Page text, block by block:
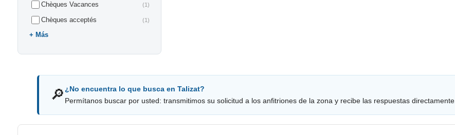
Chèques Vacances (1)
Chèques acceptés (1)
Más
🔎 ¿No encuentra lo que busca en Talizat?
Permítanos buscar por usted: transmitimos su solicitud a los anfitriones de la zona y recibe las respuestas directamente.